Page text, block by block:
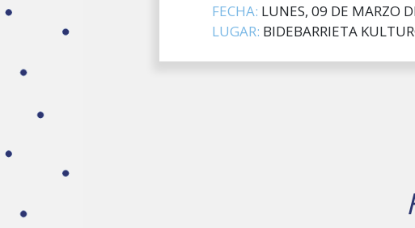
FECHA: LUNES, 09 DE MARZO
LUGAR: BIDEBARRIETA